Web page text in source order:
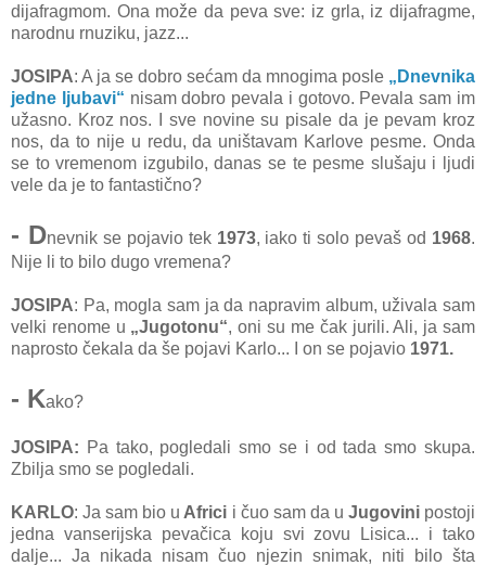
dijafragmom. Ona može da peva sve: iz grla, iz dijafragme,
narodnu rnuziku, jazz...
JOSIPA: A ja se dobro sećam da mnogima posle „Dnevnika
jedne ljubavi“ nisam dobro pevala i gotovo. Pevala sam im
užasno. Kroz nos. I sve novine su pisale da je pevam kroz
nos, da to nije u redu, da uništavam Karlove pesme. Onda
se to vremenom izgubilo, danas se te pesme slušaju i ljudi
vele da je to fantastično?
- Dnevnik se pojavio tek 1973, iako ti solo pevaš od 1968.
Nije li to bilo dugo vremena?
JOSIPA: Pa, mogla sam ja da napravim album, uživala sam
velki renome u „Jugotonu“, oni su me čak jurili. Ali, ja sam
naprosto čekala da še pojavi Karlo... I on se pojavio 1971.
- Kako?
JOSIPA: Pa tako, pogledali smo se i od tada smo skupa.
Zbilja smo se pogledali.
KARLO: Ja sam bio u Africi i čuo sam da u Jugovinipostoji
jedna vanserijska pevačica koju svi zovu Lisica... i tako
dalje... Ja nikada nisam čuo njezin snimak, niti bilo šta